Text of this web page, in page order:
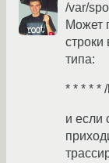
/var/
Может
строки
типа:
* * * * *
и если